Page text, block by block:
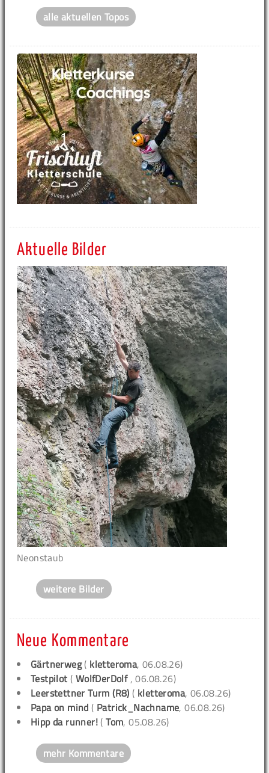
alle aktuellen Topos
Aktuelle Bilder
Neonstaub
weitere Bilder
Neue Kommentare
Gärtnerweg( kletteroma, 06.08.26)
Testpilot ( WolfDerDolf , 06.08.26)
Leerstettner Turm (R8) ( kletteroma, 06.08.26)
Papa on mind ( Patrick_Nachname, 06.08.26)
Hipp da runner! (Tom, 05.08.26)
mehr Kommentare